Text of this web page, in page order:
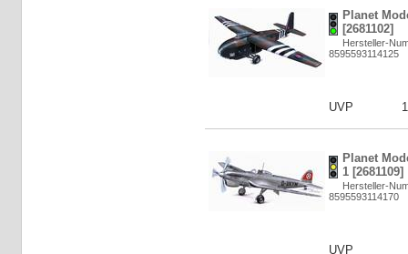
Planet
[2681102]
Hersteller-
8595593114125
UVP
Planet
1 [2681109]
Hersteller-
8595593114170
UVP